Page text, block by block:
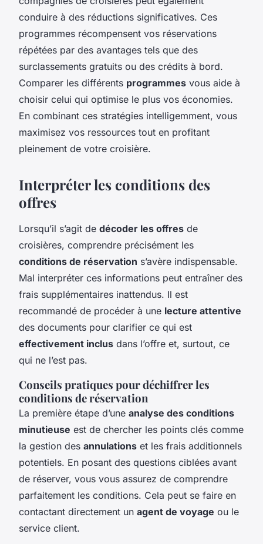
conduire à des réductions significatives. Ces
programmes récompensent vos réservations
répétées par des avantages tels que des
surclassements gratuits ou des crédits à bord.
Comparer les différents programmes vous aide à
choisir celui qui optimise le plus vos économies.
En combinant ces stratégies intelligemment, vous
maximisez vos ressources tout en profitant
pleinement de votre croisière.
Interpréter les conditions des
offres
Lorsqu’il s’agit de décoder les offres de
croisières, comprendre précisément les
conditions de réservation s’avère indispensable.
Mal interpréter ces informations peut entraîner des
frais supplémentaires inattendus. Il est
recommandé de procéder à une lecture attentive
des documents pour clarifier ce qui est
effectivement inclus dans l’offre et, surtout, ce
qui ne l’est pas.
Conseils pratiques pour déchiffrer les
conditions de réservation
La première étape d’une analyse des conditions
minutieuse est de chercher les points clés comme
la gestion des annulations et les frais additionnels
potentiels. En posant des questions ciblées avant
de réserver, vous vous assurez de comprendre
parfaitement les conditions. Cela peut se faire en
contactant directement un agent de voyage ou le
service client.